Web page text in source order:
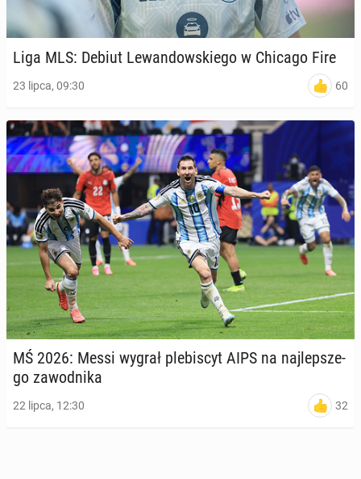
Liga MLS: Debiut Le­wan­dow­skie­go w Chicago Fire
23 lipca, 09:30 60
MŚ 2026: Messi wygrał ple­bi­scyt AIPS na naj­lep­sze­
go za­wod­ni­ka
22 lipca, 12:30 32